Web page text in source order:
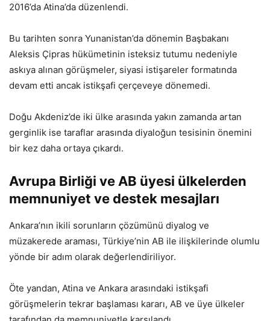
2016’da Atina’da düzenlendi.
Bu tarihten sonra Yunanistan’da dönemin Başbakanı
Aleksis Çipras hükümetinin isteksiz tutumu nedeniyle
askıya alınan görüşmeler, siyasi istişareler formatında
devam etti ancak istikşafi çerçeveye dönemedi.
Doğu Akdeniz’de iki ülke arasında yakın zamanda artan
gerginlik ise taraflar arasında diyaloğun tesisinin önemini
bir kez daha ortaya çıkardı.
Avrupa Birliği ve AB üyesi ülkelerden
memnuniyet ve destek mesajları
Ankara’nın ikili sorunların çözümünü diyalog ve
müzakerede araması, Türkiye’nin AB ile ilişkilerinde olumlu
yönde bir adım olarak değerlendiriliyor.
Öte yandan, Atina ve Ankara arasındaki istikşafi
görüşmelerin tekrar başlaması kararı, AB ve üye ülkeler